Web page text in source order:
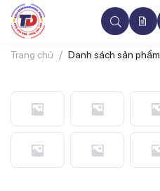
Trang chủ Danh sách sản phẩm